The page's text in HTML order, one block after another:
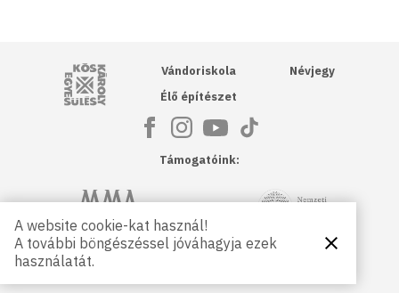
Kós Károly Egyesülés
Vándoriskola
Élő építészet
Névjegy
Támogatóink:
Magyar Művészeti Akadémia NKA
Petőfi Kulturális Ügynökség
A website cookie-kat használ!
A további böngészéssel jóváhagyja ezek
használatát.
Bezárás